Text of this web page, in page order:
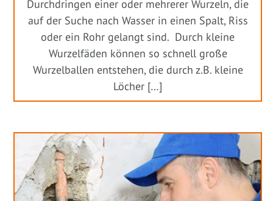
Durchdringen einer oder mehrerer Wurzeln, die
auf der Suche nach Wasser in einen Spalt, Riss
oder ein Rohr gelangt sind. Durch kleine
Wurzelfäden können so schnell große
Wurzelballen entstehen, die durch z.B. kleine
Löcher […]